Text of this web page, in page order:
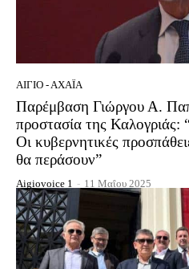
ΑΊΓΙΟ - ΑΧΑΪ́Α
Παρέμβαση Γιώργου Α.
προστασία της Καλογριάς:
Οι κυβερνητικές
θα περάσουν”
Aigiovoice 1 - 11 Μαΐου 2025